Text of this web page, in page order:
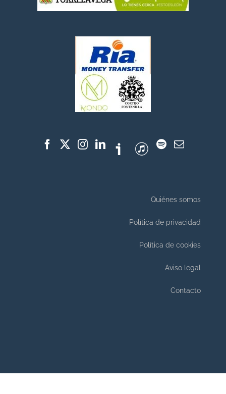
Quiénes somos
Política de privacidad
Política de cookies
Aviso legal
Contacto